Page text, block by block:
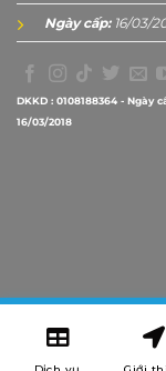
Ngày cấp:16/03/
DKKD : 0108188364 - Ngày
16/03/2018